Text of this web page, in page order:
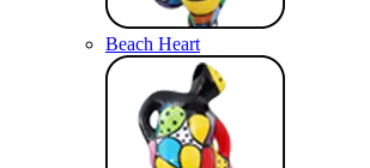
Beach Heart